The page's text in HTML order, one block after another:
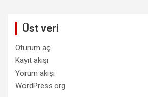
Üst veri
Oturum aç
Kayıt akışı
Yorum akışı
WordPress.org